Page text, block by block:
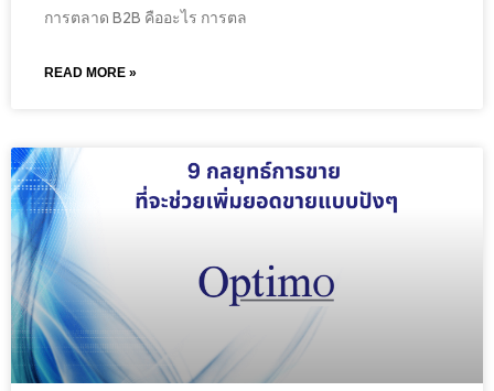
การตลาด B2B คืออะไร การตล
READ MORE »